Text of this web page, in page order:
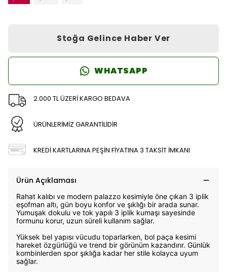
Stoğa Gelince Haber Ver
WHATSAPP
2.000 TL ÜZERİ KARGO BEDAVA
ÜRÜNLERİMİZ GARANTİLİDİR
KREDİ KARTLARINA PEŞİN FİYATINA 3 TAKSİT İMKANI
Ürün Açıklaması
Rahat kalıbı ve modern palazzo kesimiyle öne çıkan 3 iplik
eşofman altı, gün boyu konfor ve şıklığı bir arada sunar.
Yumuşak dokulu ve tok yapılı 3 iplik kumaşı sayesinde
formunu korur, uzun süreli kullanım sağlar.
Yüksek bel yapısı vücudu toparlarken, bol paça kesimi
hareket özgürlüğü ve trend bir görünüm kazandırır. Günlük
kombinlerden spor şıklığa kadar her stile kolayca uyum
sağlar.